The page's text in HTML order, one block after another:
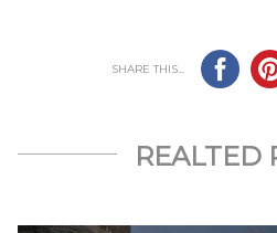
SHARE THIS...
REALTED